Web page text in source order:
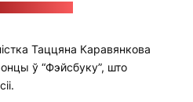
Таццяна Каравянкова
ў “Фэйсбуку”, што